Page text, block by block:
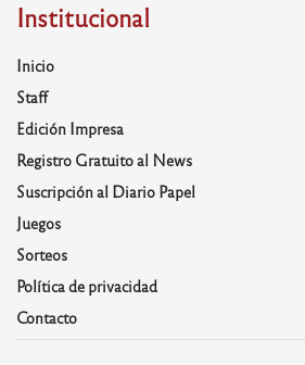
Institucional
Inicio
Staff
Edición Impresa
Registro Gratuito al News
Suscripción al Diario Papel
Juegos
Sorteos
Política de privacidad
Contacto